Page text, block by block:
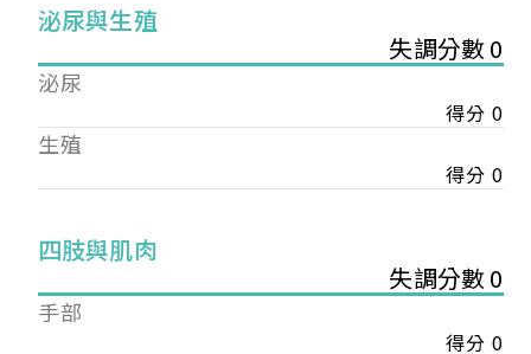
泌尿與生殖
失調分數 0
泌尿
得分 0
生殖
得分 0
四肢與肌肉
失調分數 0
手部
得分 0
您已成功送出會員申請
您好，您的會員申請，已成功送出，經本協會理事
會審核通過後即通知您進行繳費，繳費資訊如下